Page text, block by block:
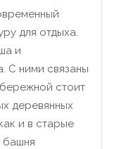
для отдыха.
и
С ними связаны
стоит
деревянных
и в старые
башня